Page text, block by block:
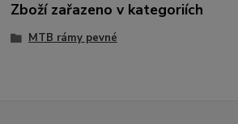
Zboží zařazeno v kategoriích
MTB rámy pevné